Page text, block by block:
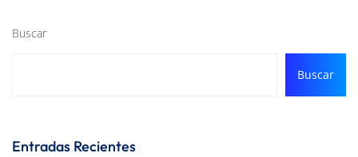
Buscar
Buscar
Entradas Recientes